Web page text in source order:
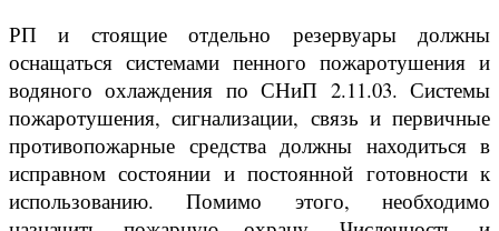
РП и стоящие отдельно резервуары должны
оснащаться системами пенного пожаротушения и
водяного охлаждения по СНиП 2.11.03. Системы
пожаротушения, сигнализации, связь и первичные
противопожарные средства должны находиться в
исправном состоянии и постоянной готовности к
использованию. Помимо этого, необходимо